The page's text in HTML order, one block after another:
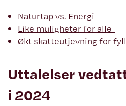
Naturtap vs. Energi
Like muligheter for alle
Økt skatteutjevning for
Uttalelser
i 2024